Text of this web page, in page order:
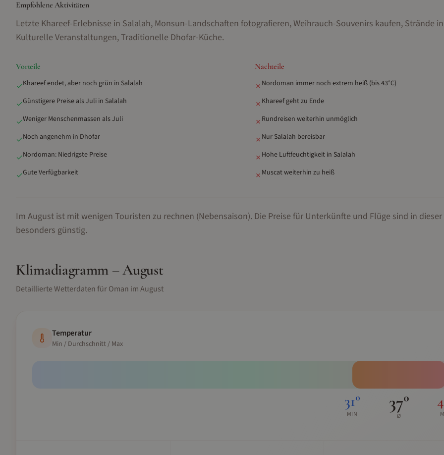
Empfohlene Aktivitäten
Letzte Khareef-Erlebnisse in Salalah, Monsun-Landschaften fotografieren, Weihrauch-Souvenirs kaufen, Strände
Kulturelle Veranstaltungen, Traditionelle Dhofar-Küche.
Vorteile
✓Khareef endet, aber noch grün in Salalah
✓Günstigere Preise als Juli in Salalah
✓Weniger Menschenmassen als Juli
✓Noch angenehm in Dhofar
✓Nordoman: Niedrigste Preise
✓Gute Verfügbarkeit
Nachteile
✗ Nordoman immer noch extrem heiß (bis 43°C)
✗ Khareef geht zu Ende
✗ Rundreisen weiterhin unmöglich
✗ Nur Salalah bereisbar
✗ Hohe Luftfeuchtigkeit in Salalah
✗ Muscat weiterhin zu heiß
Im August ist mit wenigen Touristen zu rechnen (Nebensaison). Die Preise für Unterkünfte und Flüge sind in
besonders günstig.
Klimadiagramm –August
Detaillierte Wetterdaten fürOman imAugust
Temperatur
Min / Durchschnitt / Max
31°
MIN
37°
Ø